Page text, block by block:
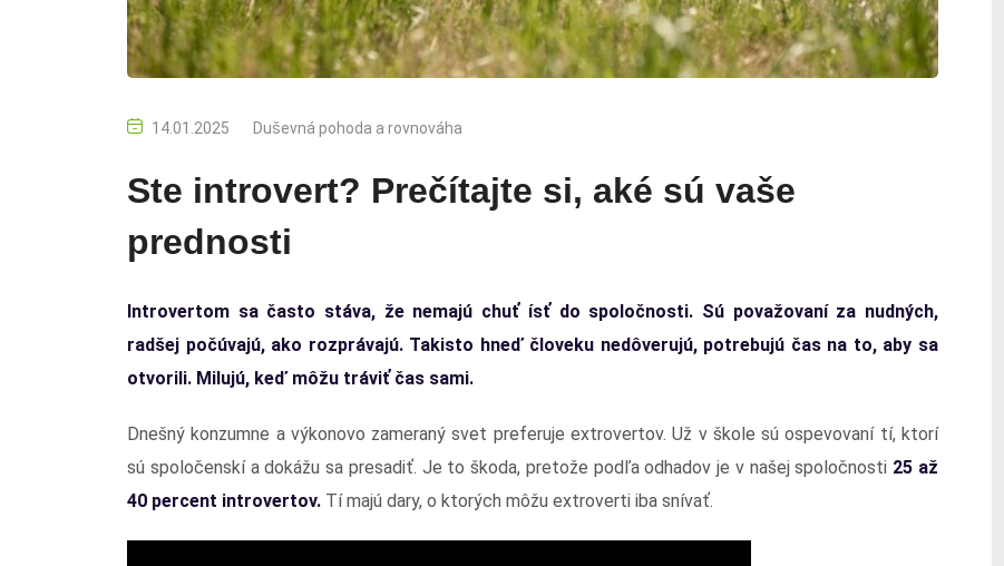
14.01.2025 Duševná pohoda a rovnováha
Ste introvert? Prečítajte si, aké sú vaše
prednosti
Introvertom sa často stáva, že nemajú chuť ísť do spoločnosti. Sú považovaní za nudných,
radšej počúvajú, ako rozprávajú. Takisto hneď človeku nedôverujú, potrebujú čas na to, aby sa
otvorili. Milujú, keď môžu tráviť čas sami.
Dnešný konzumne a výkonovo zameraný svet preferuje extrovertov. Už v škole sú ospevovaní tí, ktorí
sú spoločenskí a dokážu sa presadiť. Je to škoda, pretože podľa odhadov je v našej spoločnosti 25 až
40 percent introvertov. Tí majú dary, o ktorých môžu extroverti iba snívať.